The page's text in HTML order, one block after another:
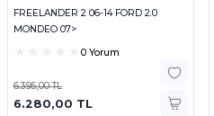
FREELANDER 2 06-14 FORD 2.0
MONDEO 07>
0 Yorum
6.395,00 TL
6.280,00 TL